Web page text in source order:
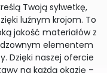
Twoją sylwetkę,
luźnym krojom. To
jakość materiałów z
elementem
Dzięki naszej ofercie
na każdą okazję –